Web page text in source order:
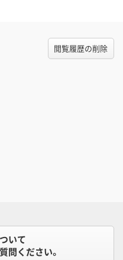
閲覧履歴の削除
いて
問ください。